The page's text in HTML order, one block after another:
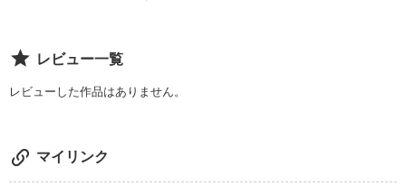
レビュー一覧
レビューした作品はありません。
マイリンク